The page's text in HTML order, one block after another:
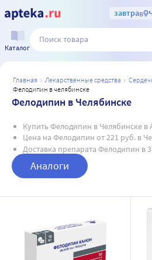
завтрав
Каталог
главная лекарственные средства
фелодипин в челябинске
Фелодипин в Челябинске
Купить Фелодипин в Челябинске в
Цена на Фелодипин от 221 руб. в
Доставка препарата Фелодипин в
Аналоги